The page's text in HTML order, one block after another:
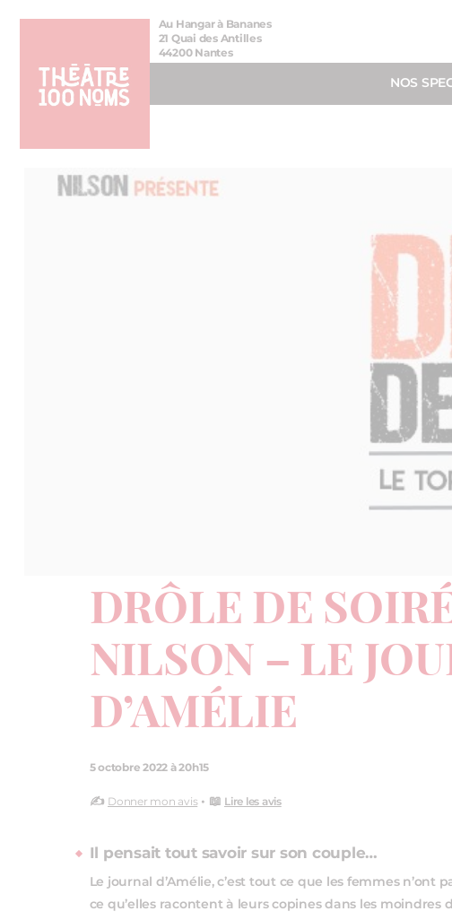
Aller
Aller au
Au Hangar à Bananes
21 Quai des Antilles
44200 Nantes
NOS
DRÔLE DE
NILSON – LE
D’AMÉLIE
5 octobre 2022 à 20h15
✍️ Donner mon avis• 📖 Lire les avis
Il pensait tout savoir sur son couple…
Le journal d’Amélie, c’est tout ce que les femmes n’ont
ce qu’elles racontent à leurs copines dans les moindres